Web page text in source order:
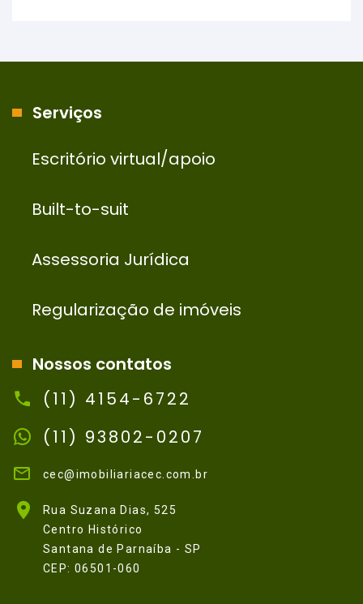
Serviços
Escritório virtual/apoio
Built-to-suit
Assessoria Jurídica
Regularização de imóveis
Nossos contatos
(11) 4154-6722
(11) 93802-0207
cec@imobiliariacec.com.br
Rua Suzana Dias, 525
Centro Histórico
Santana de Parnaíba - SP
CEP: 06501-060